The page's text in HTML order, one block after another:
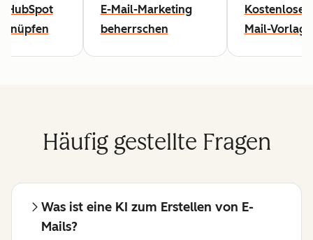
HubSpot
E-Mail-Marketing
beherrschen
Kostenlose
Mail-
Häufig gestellte Fragen
Was ist eine KI zum Erstellen von E-
Mails?